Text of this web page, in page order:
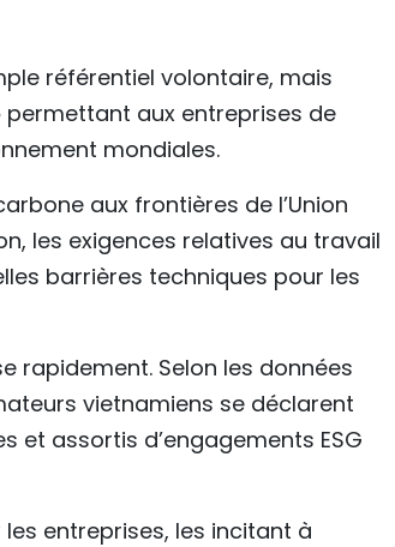
référentiel volontaire, mais
aux entreprises de
mondiales.
aux frontières de l’Union
les exigences relatives au travail
barrières techniques pour les
rapidement. Selon les données
vietnamiens se déclarent
assortis d’engagements ESG
entreprises, les incitant à